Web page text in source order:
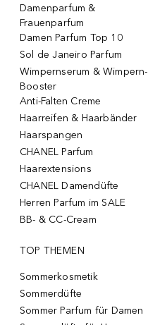
Damenparfum &
Frauenparfum
Damen Parfum Top 10
Sol de Janeiro Parfum
Wimpernserum & Wimpern-
Booster
Anti-Falten Creme
Haarreifen & Haarbänder
Haarspangen
CHANEL Parfum
Haarextensions
CHANEL Damendüfte
Herren Parfum im SALE
BB- & CC-Cream
TOP THEMEN
Sommerkosmetik
Sommerdüfte
Sommer Parfum für Damen